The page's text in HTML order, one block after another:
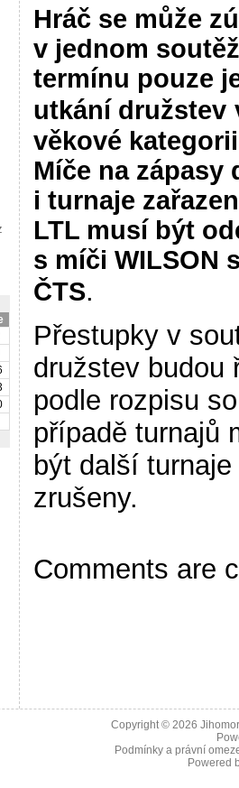
Hráč se může
v jednom
termínu pouze
utkání družstev
věkové
Míče na zápasy
i turnaje
LTL musí být
s míči WILSON
ČTS.
Přestupky v
družstev budou
podle rozpisu
případě turnajů
být další
zrušeny.
Comments are
Copyright © 2026
Podmínky a právní
Powered